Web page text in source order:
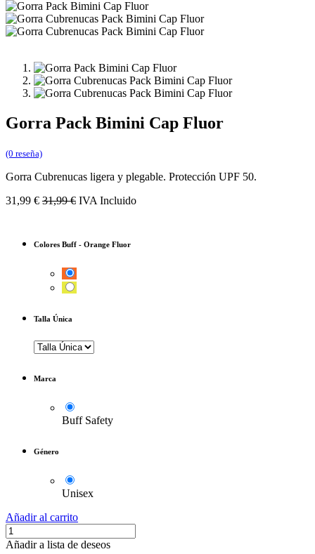
Gorra Pack Bimini Cap Fluor
(0 reseña)
Gorra Cubrenucas ligera y plegable. Protección UPF 50.
31,99 € 31,99€ IVA Incluido
Colores Buff - Orange Fluor
Talla Única
Marca
Buff Safety
Género
Unisex
Añadir al carrito
Añadir a lista de deseos